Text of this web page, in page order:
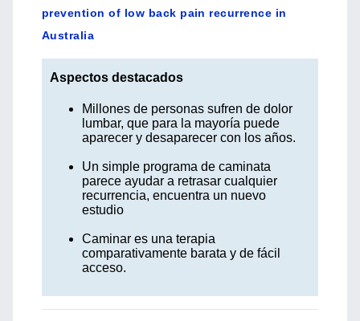
prevention of low back pain recurrence in
Australia
Aspectos destacados
Millones de personas sufren de dolor
lumbar, que para la mayoría puede
aparecer y desaparecer con los años.
Un simple programa de caminata
parece ayudar a retrasar cualquier
recurrencia, encuentra un nuevo
estudio
Caminar es una terapia
comparativamente barata y de fácil
acceso.